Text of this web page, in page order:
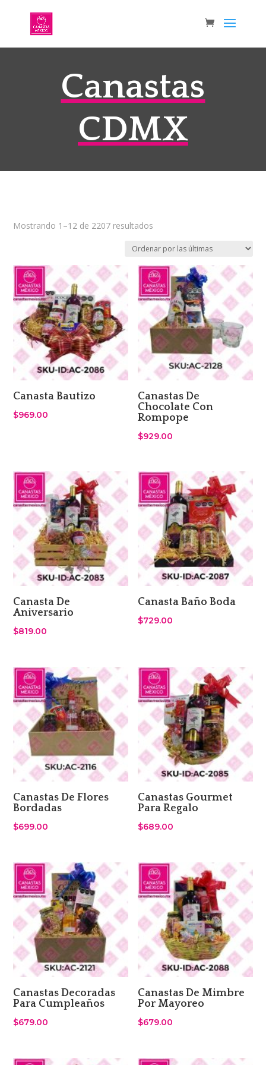
Canastas
CDMX
Mostrando 1–12 de 2207 resultados
latest
Canasta Bautizo
$969.00
Canastas De
Chocolate Con
Rompope
$929.00
Canasta De
Aniversario
$819.00
Canasta Baño Boda
$729.00
Canastas De Flores
Bordadas
$699.00
Canastas Gourmet
Para Regalo
$689.00
Canastas Decoradas
Para Cumpleaños
$679.00
Canastas De Mimbre
Por Mayoreo
$679.00